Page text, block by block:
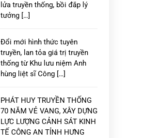
lửa truyền thống, bồi đắp lý
tưởng […]
Đổi mới hình thức tuyên
truyền, lan tỏa giá trị truyền
thống từ Khu lưu niệm Anh
hùng liệt sĩ Công […]
PHÁT HUY TRUYỀN THỐNG
70 NĂM VẺ VANG, XÂY DỰNG
LỰC LƯỢNG CẢNH SÁT KINH
TẾ CÔNG AN TỈNH HƯNG